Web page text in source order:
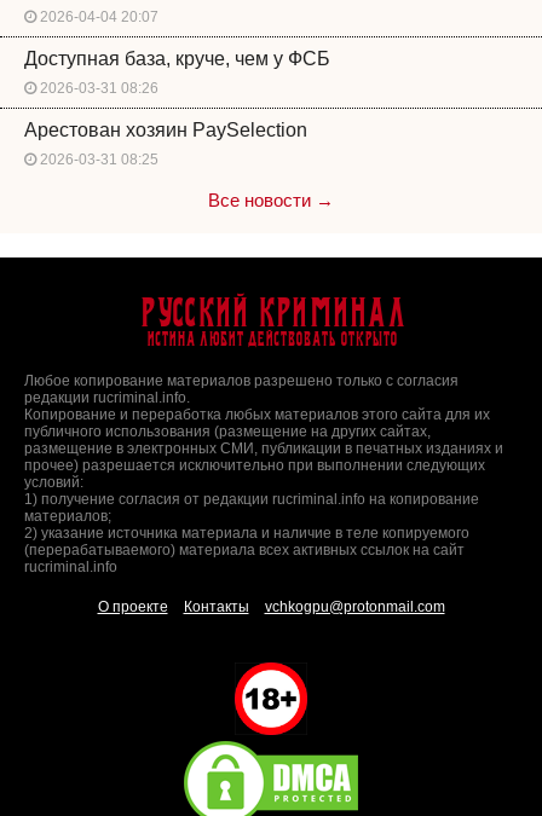
2026-04-04 20:07
Доступная база, круче, чем у ФСБ
2026-03-31 08:26
Арестован хозяин PaySelection
2026-03-31 08:25
Все новости →
Русский Криминал
Истина любит действовать открыто
Любое копирование материалов разрешено только с согласия
редакции rucriminal.info.
Копирование и переработка любых материалов этого сайта для их
публичного использования (размещение на других сайтах,
размещение в электронных СМИ, публикации в печатных изданиях и
прочее) разрешается исключительно при выполнении следующих
условий:
1) получение согласия от редакции rucriminal.info на копирование
материалов;
2) указание источника материала и наличие в теле копируемого
(перерабатываемого) материала всех активных ссылок на сайт
rucriminal.info
О проекте Контакты vchkogpu@protonmail.com